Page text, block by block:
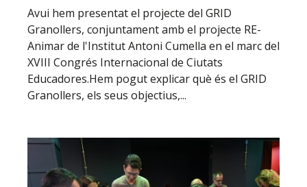
Avui hem presentat el projecte del GRID
Granollers, conjuntament amb el projecte RE-
Animar de l'Institut Antoni Cumella en el marc del
XVIII Congrés Internacional de Ciutats
Educadores.Hem pogut explicar què és el GRID
Granollers, els seus objectius,...